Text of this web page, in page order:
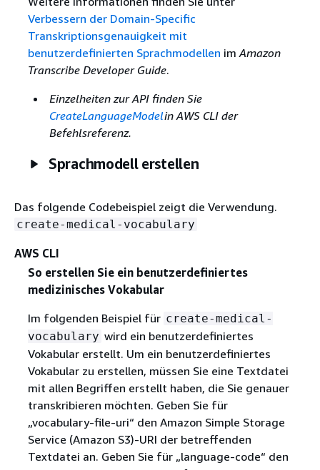
Verbessern der Domain-Specific
Transkriptionsgenauigkeit mit
benutzerdefinierten Sprachmodellen im Amazon
Transcribe Developer Guide.
Einzelheiten zur API finden Sie
CreateLanguageModelin AWS CLI der
Befehlsreferenz.
Sprachmodell erstellen
Das folgende Codebeispiel zeigt die Verwendung.
create-medical-vocabulary
AWS CLI
So erstellen Sie ein benutzerdefiniertes
medizinisches Vokabular
Im folgenden Beispiel für create-medical-
vocabulary wird ein benutzerdefiniertes
Vokabular erstellt. Um ein benutzerdefiniertes
Vokabular zu erstellen, müssen Sie eine Textdatei
mit allen Begriffen erstellt haben, die Sie genauer
transkribieren möchten. Geben Sie für
„vocabulary-file-uri“ den Amazon Simple Storage
Service (Amazon S3)-URI der betreffenden
Textdatei an. Geben Sie für „language-code“ den